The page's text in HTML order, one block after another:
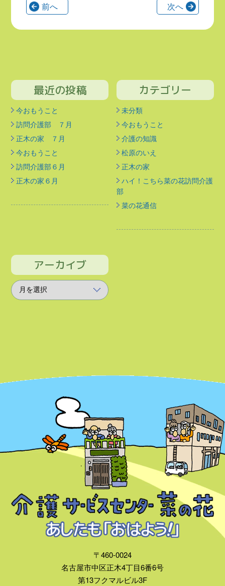
前へ 次へ
最近の投稿
今おもうこと
訪問介護部 ７月
正木の家 ７月
今おもうこと
訪問介護部６月
正木の家６月
カテゴリー
未分類
今おもうこと
介護の知識
松原のいえ
正木の家
ハイ！こちら菜の花訪問介護
部
菜の花通信
アーカイブ
〒460-0024
名古屋市中区正木4丁目6番6号
第13フクマルビル3F